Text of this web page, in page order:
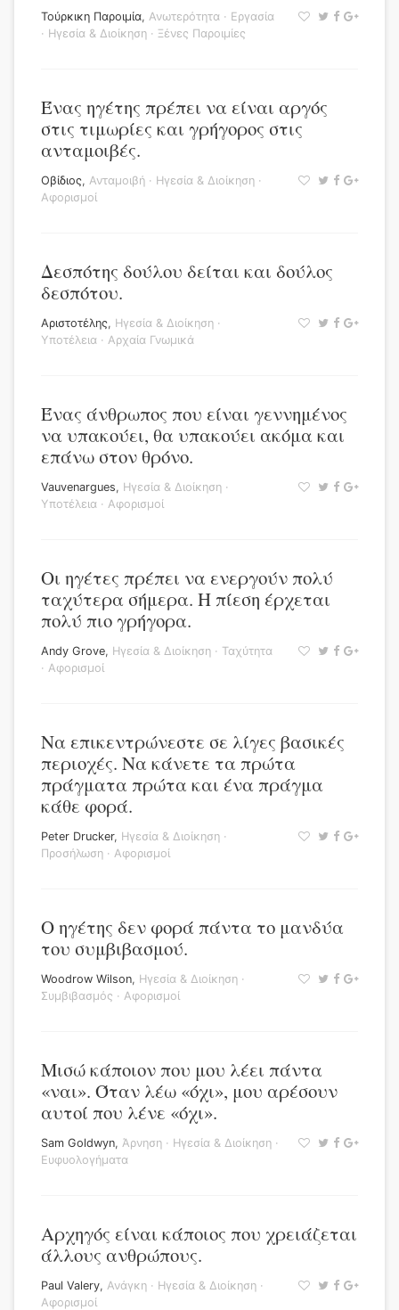
Τούρκικη Παροιμία, Ανωτερότητα · Εργασία
· Ηγεσία & Διοίκηση · Ξένες Παροιμίες
Ένας ηγέτης πρέπει να είναι αργός
στις τιμωρίες και γρήγορος στις
ανταμοιβές.
Οβίδιος, Ανταμοιβή · Ηγεσία & Διοίκηση ·
Αφορισμοί
Δεσπότης δούλου δείται και δούλος
δεσπότου.
Αριστοτέλης, Ηγεσία & Διοίκηση ·
Υποτέλεια · Αρχαία Γνωμικά
Ένας άνθρωπος που είναι γεννημένος
να υπακούει, θα υπακούει ακόμα και
επάνω στον θρόνο.
Vauvenargues, Ηγεσία & Διοίκηση ·
Υποτέλεια · Αφορισμοί
Οι ηγέτες πρέπει να ενεργούν πολύ
ταχύτερα σήμερα. Η πίεση έρχεται
πολύ πιο γρήγορα.
Andy Grove, Ηγεσία & Διοίκηση · Ταχύτητα
· Αφορισμοί
Να επικεντρώνεστε σε λίγες βασικές
περιοχές. Να κάνετε τα πρώτα
πράγματα πρώτα και ένα πράγμα
κάθε φορά.
Peter Drucker, Ηγεσία & Διοίκηση ·
Προσήλωση · Αφορισμοί
Ο ηγέτης δεν φορά πάντα το μανδύα
του συμβιβασμού.
Woodrow Wilson, Ηγεσία & Διοίκηση ·
Συμβιβασμός · Αφορισμοί
Μισώ κάποιον που μου λέει πάντα
«ναι». Όταν λέω «όχι», μου αρέσουν
αυτοί που λένε «όχι».
Sam Goldwyn, Άρνηση · Ηγεσία & Διοίκηση ·
Ευφυολογήματα
Αρχηγός είναι κάποιος που χρειάζεται
άλλους ανθρώπους.
Paul Valery, Ανάγκη · Ηγεσία & Διοίκηση ·
Αφορισμοί